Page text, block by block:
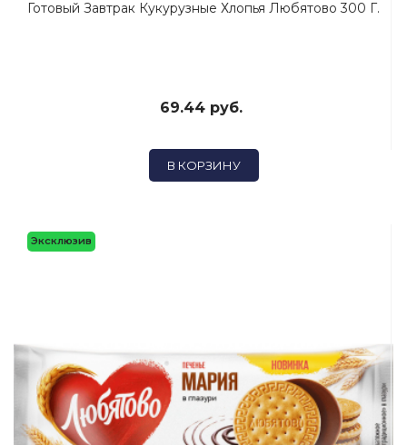
Готовый Завтрак Кукурузные Хлопья Любятово 300 Г.
69.44 руб.
В КОРЗИНУ
Эксклюзив